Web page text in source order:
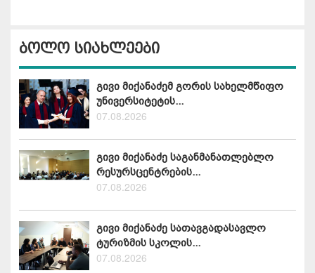
ბოლო სიახლეები
გივი მიქანაძემ გორის სახელმწიფო
უნივერსიტეტის...
07.08.2026
გივი მიქანაძე საგანმანათლებლო
რესურსცენტრების...
07.08.2026
გივი მიქანაძე სათავგადასავლო
ტურიზმის სკოლის...
07.08.2026